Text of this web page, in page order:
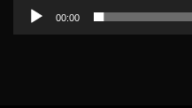
00:00